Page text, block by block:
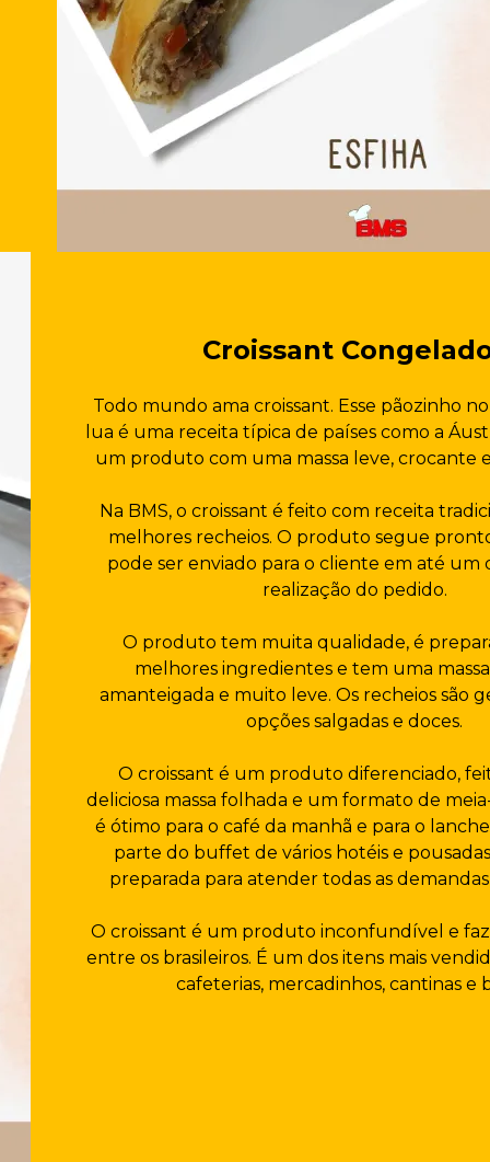
Croissant
Todo mundo ama croissant. Esse pãozinho
lua é uma receita típica de países como a
um produto com uma massa leve, crocante
Na BMS, o croissant é feito com receita
melhores recheios. O produto segue
pode ser enviado para o cliente em até um
realização do pedido.
O produto tem muita qualidade, é
melhores ingredientes e tem uma massa
amanteigada e muito leve. Os recheios são
opções salgadas e doces.
O croissant é um produto diferenciado,
deliciosa massa folhada e um formato de
é ótimo para o café da manhã e para o
parte do buffet de vários hotéis e
preparada para atender todas as
O croissant é um produto inconfundível e
entre os brasileiros. É um dos itens mais
cafeterias, mercadinhos, cantinas e